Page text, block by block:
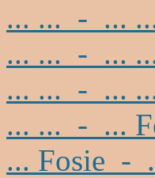
... ... - ...
... ... - ...
... ... - ...
... ... - ...
... Fosie -